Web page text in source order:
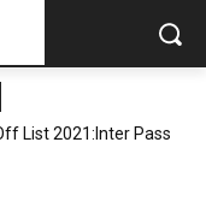
List 2021:Inter Pass